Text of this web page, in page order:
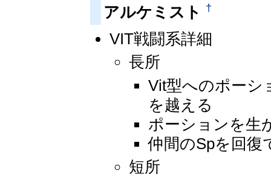
アルケミスト †
VIT戦闘系詳細
長所
Vit型へのポーシ
を越える
ポーションを生
仲間のSpを回復
短所